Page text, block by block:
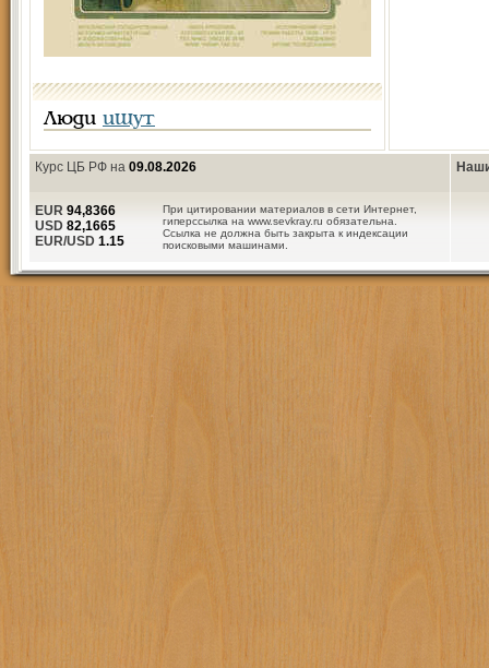
Люди ищут
Курс ЦБ РФ на 09.08.2026
При цитировании материалов в сети Интернет,
гиперссылка на www.sevkray.ru обязательна.
Ссылка не должна быть закрыта к индексации
поисковыми машинами.
EUR 94,8366
USD 82,1665
EUR/USD 1.15